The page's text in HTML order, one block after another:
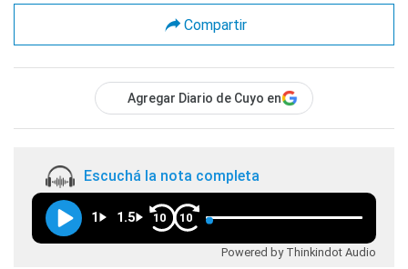
Compartir
Agregar Diario de Cuyo en
Escuchá la nota completa
1 1.5 10 10
Powered by Thinkindot Audio